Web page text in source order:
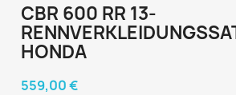
CBR 600 RR 13-
HONDA
559,00 €